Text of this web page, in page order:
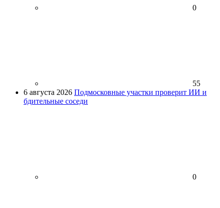
0
55
6 августа 2026 Подмосковные участки проверит ИИ и
бдительные соседи
0